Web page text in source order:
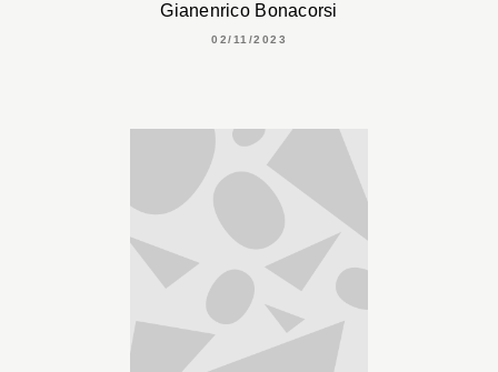
Gianenrico Bonacorsi
02/11/2023